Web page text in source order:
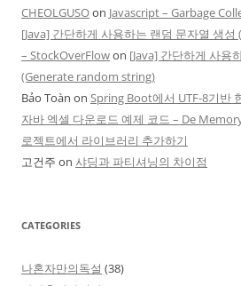
CHEOLGUSOon Javascript – Garbage
[Java] 간단하게 사용하는 랜덤 문자열 생
– StockOverFlowon [Java] 간단하게 사용
(Generate random string)
Bảo Toàn on Spring Boot에서 UTF-8기반
자바 엑셀 다운로드 예제 코드 – De
로젝트에서 라이브러리 추가하기
고건주 on 샤딩과 파티셔닝의 차이점
CATEGORIES
나혼자만의독설 (38)